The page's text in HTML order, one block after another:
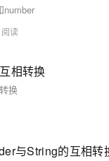
number
相转换
换
与String的互相转